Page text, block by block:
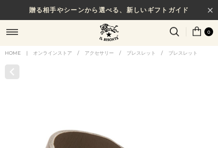
贈る相手やシーンから選べる、新しいギフトガイド
NEW IN｜COLOR LEATHER 0
HOME | オンラインストア / アクセサリー / ブレスレット / ブレスレット